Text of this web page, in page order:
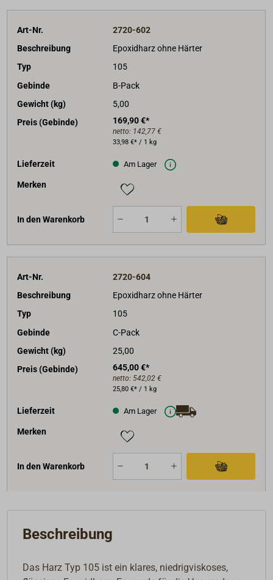
Art-Nr.
2720-602
Beschreibung
Epoxidharz ohne Härter
Typ
105
Gebinde
B-Pack
Gewicht (kg)
5,00
Preis (Gebinde)
169,90 €*
netto: 142,77 €
33,98 €* / 1 kg
Lieferzeit Am Lager
Merken
In den Warenkorb
Art-Nr.
2720-604
Beschreibung
Epoxidharz ohne Härter
Typ
105
Gebinde
C-Pack
Gewicht (kg)
25,00
Preis (Gebinde)
645,00 €*
netto: 542,02 €
25,80 €* / 1 kg
Lieferzeit Am Lager
Merken
In den Warenkorb
Beschreibung
Das Harz Typ 105 ist ein klares, niedrigviskoses,